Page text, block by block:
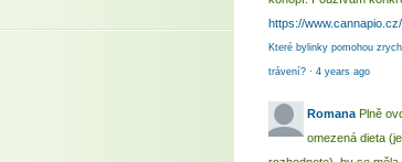
https://www.cannapio.cz/
Které bylinky pomohou
trávení? · 4 years ago
Romana Plně
omezená dieta